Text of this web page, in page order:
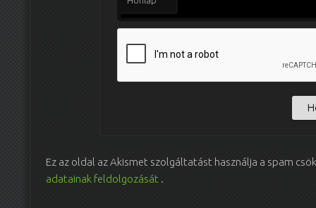
Ez az oldal az Akismet szolgáltatást használja a spam
adatainak feldolgozását .